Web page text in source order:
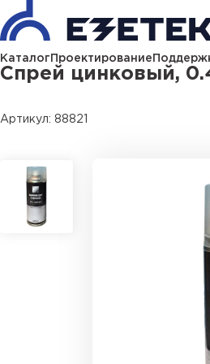
Каталог Проектирование
ГлавнаяКаталог Монтажные
Спрей цинковый,
Артикул: 88821